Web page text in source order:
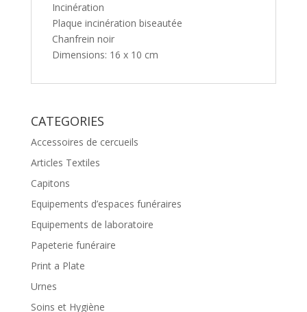
Incinération
Plaque incinération biseautée
Chanfrein noir
Dimensions: 16 x 10 cm
CATEGORIES
Accessoires de cercueils
Articles Textiles
Capitons
Equipements d’espaces funéraires
Equipements de laboratoire
Papeterie funéraire
Print a Plate
Urnes
Soins et Hygiène